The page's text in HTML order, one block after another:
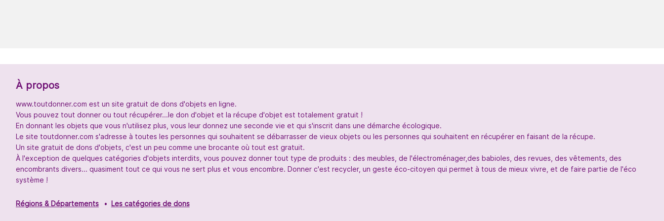
À propos
www.toutdonner.com est un site gratuit de dons d'objets en ligne.
Vous pouvez tout donner ou tout récupérer...le don d'objet et la récupe d'objet est totalement gratuit !
En donnant les objets que vous n'utilisez plus, vous leur donnez une seconde vie et qui s'inscrit dans une démarche écologique.
Le site toutdonner.com s'adresse à toutes les personnes qui souhaitent se débarrasser de vieux objets ou les personnes qui souhaitent en récupérer en faisant de la récupe.
Un site gratuit de dons d'objets, c'est un peu comme une brocante où tout est gratuit.
À l'exception de quelques catégories d'objets interdits, vous pouvez donner tout type de produits : des meubles, de l'électroménager,des babioles, des revues, des vêtements, des
encombrants divers... quasiment tout ce qui vous ne sert plus et vous encombre. Donner c'est recycler, un geste éco-citoyen qui permet à tous de mieux vivre, et de faire partie de l'éco
système !
Régions & Départements Les catégories de dons